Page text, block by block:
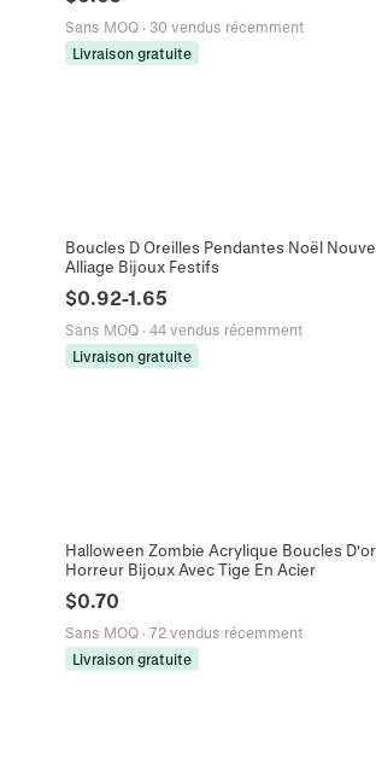
Sans MOQ· 30 vendus récemment
Livraison gratuite
Boucles D Oreilles Pendantes Noël
Alliage Bijoux Festifs
$0.92-1.65
Sans MOQ· 44 vendus récemment
Livraison gratuite
Halloween Zombie Acrylique Boucles
Horreur Bijoux Avec Tige En Acier
$0.70
Sans MOQ· 72 vendus récemment
Livraison gratuite